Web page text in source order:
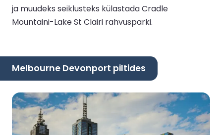
ja muudeks seiklusteks külastada Cradle
Mountaini-Lake St Clairi rahvusparki.
Melbourne Devonport piltides